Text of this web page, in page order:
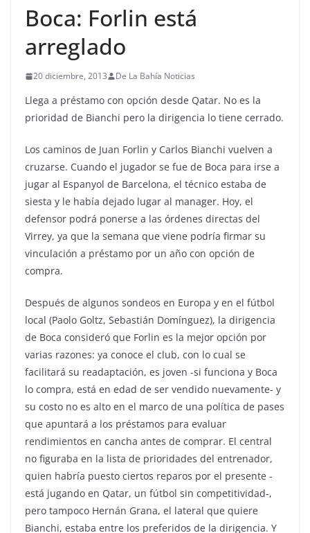
Boca: Forlin está
arreglado
20 diciembre, 2013 De La Bahía Noticias
Llega a préstamo con opción desde Qatar. No es la
prioridad de Bianchi pero la dirigencia lo tiene cerrado.
Los caminos de Juan Forlin y Carlos Bianchi vuelven a
cruzarse. Cuando el jugador se fue de Boca para irse a
jugar al Espanyol de Barcelona, el técnico estaba de
siesta y le había dejado lugar al manager. Hoy, el
defensor podrá ponerse a las órdenes directas del
Virrey, ya que la semana que viene podría firmar su
vinculación a préstamo por un año con opción de
compra.
Después de algunos sondeos en Europa y en el fútbol
local (Paolo Goltz, Sebastián Domínguez), la dirigencia
de Boca consideró que Forlin es la mejor opción por
varias razones: ya conoce el club, con lo cual se
facilitará su readaptación, es joven -si funciona y Boca
lo compra, está en edad de ser vendido nuevamente- y
su costo no es alto en el marco de una política de pases
que apuntará a los préstamos para evaluar
rendimientos en cancha antes de comprar. El central
no figuraba en la lista de prioridades del entrenador,
quien habría puesto ciertos reparos por el presente -
está jugando en Qatar, un fútbol sin competitividad-,
pero tampoco Hernán Grana, el lateral que quiere
Bianchi, estaba entre los preferidos de la dirigencia. Y